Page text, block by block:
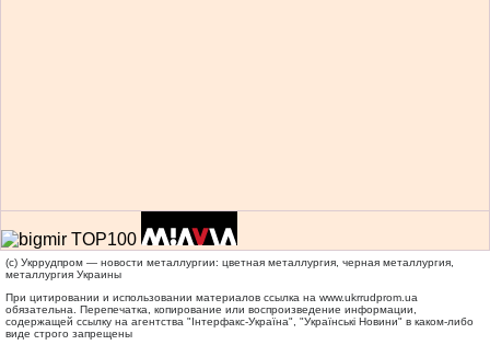
(c) Укррудпром — новости металлургии: цветная металлургия, черная металлургия,
металлургия Украины
При цитировании и использовании материалов ссылка на www.ukrrudprom.ua
обязательна. Перепечатка, копирование или воспроизведение информации,
содержащей ссылку на агентства "Iнтерфакс-Україна", "Українськi Новини" в каком-либо
виде строго запрещены